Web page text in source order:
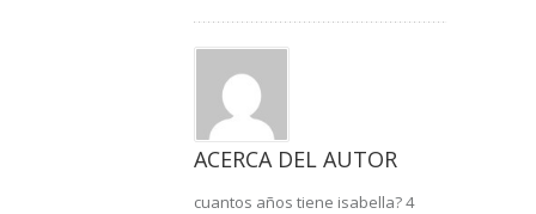
ACERCA DEL AUTOR
cuantos años tiene isabella? 4